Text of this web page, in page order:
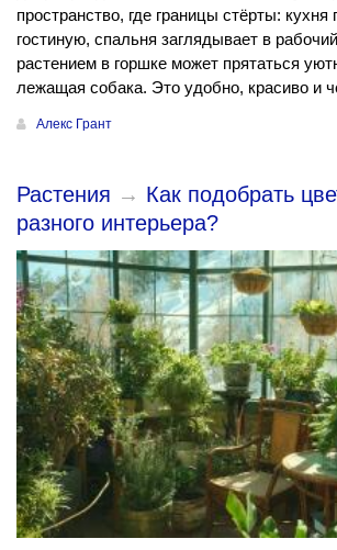
пространство, где границы стёрты: кухня
гостиную, спальня заглядывает в
растением в горшке может прятаться
лежащая собака. Это удобно, красиво и
Алекс Грант
Растения → Как подобрать
разного интерьера?